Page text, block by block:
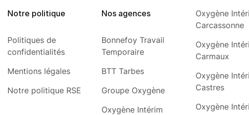
Notre politique
Politiques de
confidentialités
Mentions légales
Notre politique RSE
Nos agences
Bonnefoy Travail
Temporaire
BTT Tarbes
Groupe Oxygène
Oxygène Intérim
Oxygène
Carcassonne
Oxygène
Carmaux
Oxygène
Castres
Oxygène